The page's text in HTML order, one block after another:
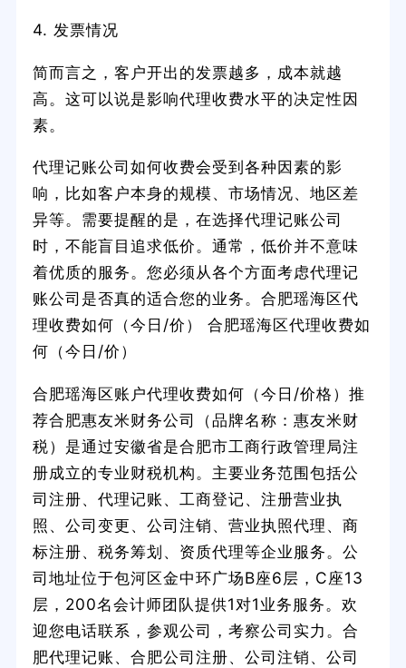
4. 发票情况
简而言之，客户开出的发票越多，成本就越
高。这可以说是影响代理收费水平的决定性因
素。
代理记账公司如何收费会受到各种因素的影
响，比如客户本身的规模、市场情况、地区差
异等。需要提醒的是，在选择代理记账公司
时，不能盲目追求低价。通常，低价并不意味
着优质的服务。您必须从各个方面考虑代理记
账公司是否真的适合您的业务。合肥瑶海区代
理收费如何（今日/价） 合肥瑶海区代理收费如
何（今日/价）
合肥瑶海区账户代理收费如何（今日/价格）推
荐合肥惠友米财务公司（品牌名称：惠友米财
税）是通过安徽省是合肥市工商行政管理局注
册成立的专业财税机构。主要业务范围包括公
司注册、代理记账、工商登记、注册营业执
照、公司变更、公司注销、营业执照代理、商
标注册、税务筹划、资质代理等企业服务。公
司地址位于包河区金中环广场B座6层，C座13
层，200名会计师团队提供1对1业务服务。欢
迎您电话联系，参观公司，考察公司实力。合
肥代理记账、合肥公司注册、公司注销、公司